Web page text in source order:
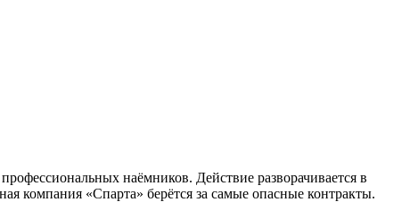
наёмников. Действие разворачивается в
компания «Спарта» берётся за самые опасные контракты.